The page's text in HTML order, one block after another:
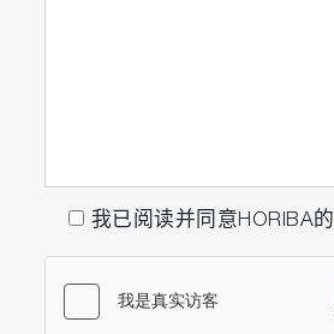
我已阅读并同意HORIBA的